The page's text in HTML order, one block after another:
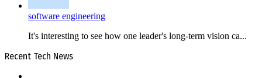
software engineering
It's interesting to see how one leader's long-term vision ca...
Recent Tech News